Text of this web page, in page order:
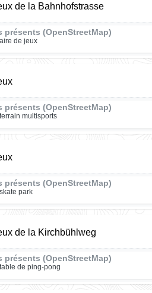
de la Bahnhofstrasse
présents (OpenStreetMap)
aire de jeux
présents (OpenStreetMap)
terrain multisports
présents (OpenStreetMap)
skate park
de la Kirchbühlweg
présents (OpenStreetMap)
table de ping-pong